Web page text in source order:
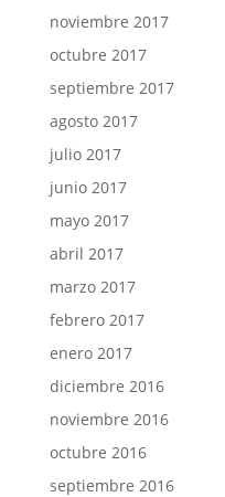
noviembre 2017
octubre 2017
septiembre 2017
agosto 2017
julio 2017
junio 2017
mayo 2017
abril 2017
marzo 2017
febrero 2017
enero 2017
diciembre 2016
noviembre 2016
octubre 2016
septiembre 2016